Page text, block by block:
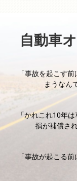
自動車
「事故を起こす
まうなん
「かれこれ10年
損が補償さ
「事故が起こる